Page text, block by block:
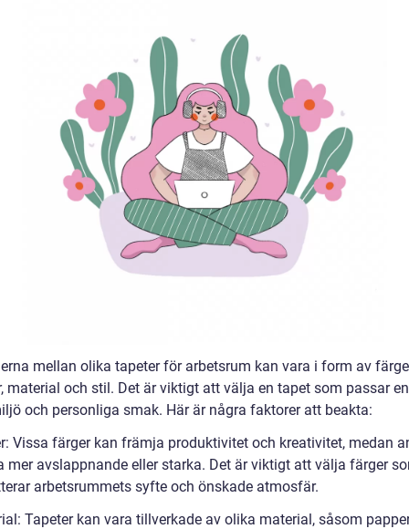
mellan olika tapeter för arbetsrum kan vara i form av
material och stil. Det är viktigt att välja en tapet som passar
och personliga smak. Här är några faktorer att beakta:
Vissa färger kan främja produktivitet och kreativitet, medan
mer avslappnande eller starka. Det är viktigt att välja färger
arbetsrummets syfte och önskade atmosfär.
Tapeter kan vara tillverkade av olika material, såsom